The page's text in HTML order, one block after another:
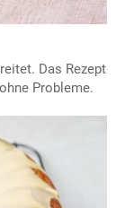
Das Rezept
Probleme.